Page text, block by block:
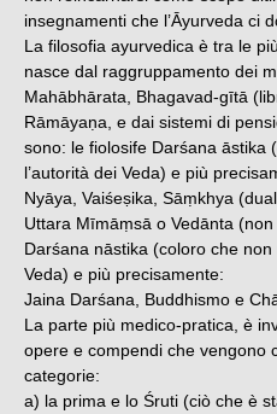
insegnamenti che l’Āyurveda ci
La filosofia ayurvedica è tra le
nasce dal raggruppamento dei
Mahābhārata, Bhagavad-gītā
Rāmāyaṇa, e dai sistemi di
sono: le fiolosife Darśana āstika
l’autorità dei Veda) e più
Nyāya, Vaiśeṣika, Sāṃkhya
Uttara Mīmāṃsā o Vedānta
Darśana nāstika (coloro che non
Veda) e più precisamente:
Jaina Darśana, Buddhismo e
La parte più medico-pratica, è
opere e compendi che vengono
categorie:
a) la prima e lo Śruti (ciò che è